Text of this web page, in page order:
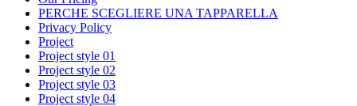
PERCHE SCEGLIERE UNA TAPPARELLA
Privacy Policy
Project
Project style 01
Project style 02
Project style 03
Project style 04